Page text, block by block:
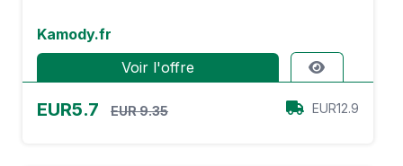
Kamody.fr
Voir l'offre
EUR5.7 EUR 9.35 EUR12.9